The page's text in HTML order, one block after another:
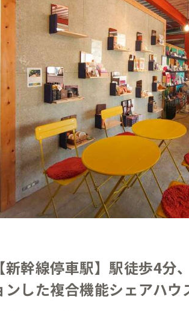
【新幹線停車駅】駅徒歩4分
ンした複合機能シェアハウ